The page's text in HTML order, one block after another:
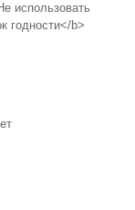
использовать
годности</b>